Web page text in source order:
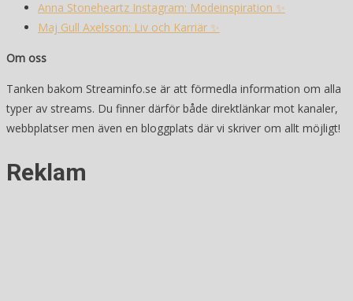
Anna Stoneheartz Instagram: Modeinspiration ✨
Maj Gull Axelsson: Liv och Karriär ✨
Om oss
Tanken bakom Streaminfo.se är att förmedla information om alla
typer av streams. Du finner därför både direktlänkar mot kanaler,
webbplatser men även en bloggplats där vi skriver om allt möjligt!
Reklam